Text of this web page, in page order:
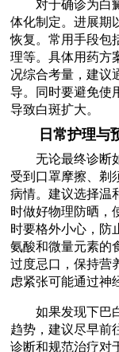
对于确诊为白
体化制定。进展期
恢复。常用手段包
理等。具体用药方
况综合考量，建议
导。同时要避免使
导致白斑扩大。
日常护理与
无论最终诊断
受到口罩摩擦、剃
病情。建议选择温
时做好物理防晒，
时要格外小心，防
氨酸和微量元素的
过度忌口，保持营
虑紧张可能通过神
如果发现下巴
趋势，建议尽早前
诊断和规范治疗对